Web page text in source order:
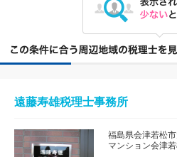
遠藤寿雄税理士事務所
福島県会津若松
マンション会津